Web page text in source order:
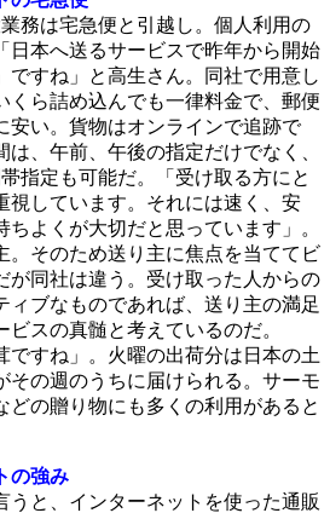
務は宅急便と引越し。個人利用の
日本へ送るサービスで昨年から開始
ですね」と高生さん。同社で用意し
くら詰め込んでも一律料金で、郵便
安い。貨物はオンラインで追跡で
は、午前、午後の指定だけでなく、
指定も可能だ。「受け取る方にと
視しています。それには速く、安
ちよくが大切だと思っています」。
。そのため送り主に焦点を当ててビ
が同社は違う。受け取った人からの
ィブなものであれば、送り主の満足
スの真髄と考えているのだ。
ですね」。火曜の出荷分は日本の土
その週のうちに届けられる。サーモ
どの贈り物にも多くの利用があると
の強み
うと、インターネットを使った通販